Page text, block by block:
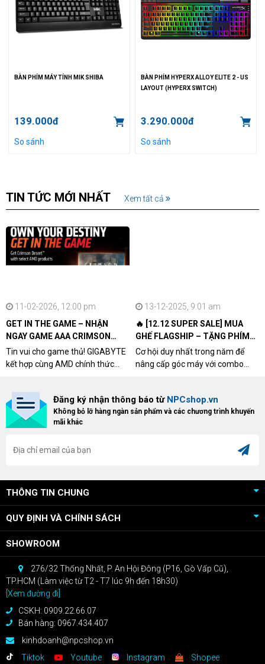
BÀN PHÍM MÁY TÍNH MIK SHIBA
139.000đ
So sánh
BÀN PHÍM HYPERX ALLOY ELITE 2 - US
LAYOUT (HYPERX SWITCH)
3.290.000đ
So sánh
TIN TỨC MỚI NHẤT Xem tất cả
11-02-2026, 12:00 pm
GET IN THE GAME – NHẬN
NGAY GAME AAA CRIMSON
DESERT CÙNG GIGABYTE &
AMD
Tin vui cho game thủ! GIGABYTE
kết hợp cùng AMD chính thức
khách hàng sở hữu VGA Radeon
RX 9070 / RX 9070 XT.
13-12-2025, 9:01 am
🔥 [12.12 SUPER SALE] MUA
GHẾ FLAGSHIP – TẶNG PHÍM
CƠ XỊN
Cơ hội duy nhất trong năm để
nâng cấp góc máy với combo
dòng ghế Gaming cao cấp nhất,
bạn sẽ nhận ngay quà tặng trị giá
Đăng ký nhận thông báo từ NPCshop.vn
Không bỏ lỡ hàng ngàn sản phẩm và các chương trình khuyến
mãi khác
THÔNG TIN CHUNG
QUY ĐỊNH VÀ CHÍNH SÁCH
SHOWROOM
276/32 Thống Nhất, P. An Hội Đông (P16, Gò Vấp Cũ),
TP.HCM (Làm việc từ T2 - T7 lúc 9h đến 18h30)
[Xem đường đi]
CSKH: 0909.22.66.07
Bán hàng: 0967.434.407
kinhdoanh@npcshop.vn
Tiktok
Youtube Instagram Shopee